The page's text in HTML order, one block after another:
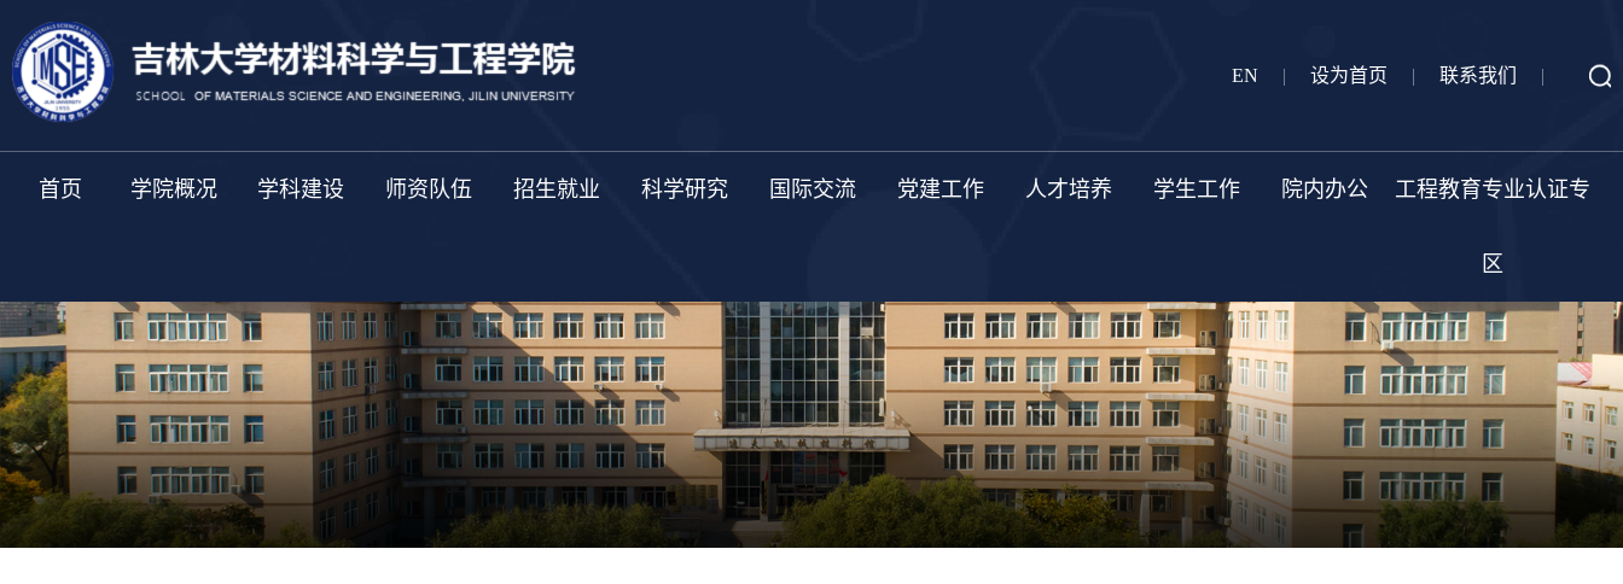
EN | 设为首页 | 联系我们 |
首页 学院概况 学科建设 师资队伍 招生就业 科学研究 国际交流 党建工作 人才培养 学生工作 院内办公 工程教育专业认证专
区